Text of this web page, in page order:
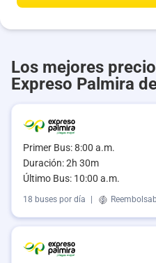
Los mejores
Expreso Palmira
Primer Bus: 8:00 a.m.
Duración: 2h 30m
Último Bus: 10:00 a.m.
18 buses por día